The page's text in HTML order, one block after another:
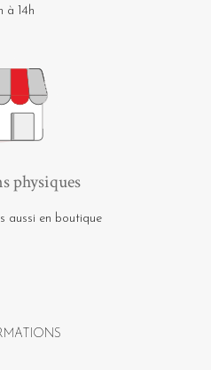
à 14h
physiques
aussi en boutique